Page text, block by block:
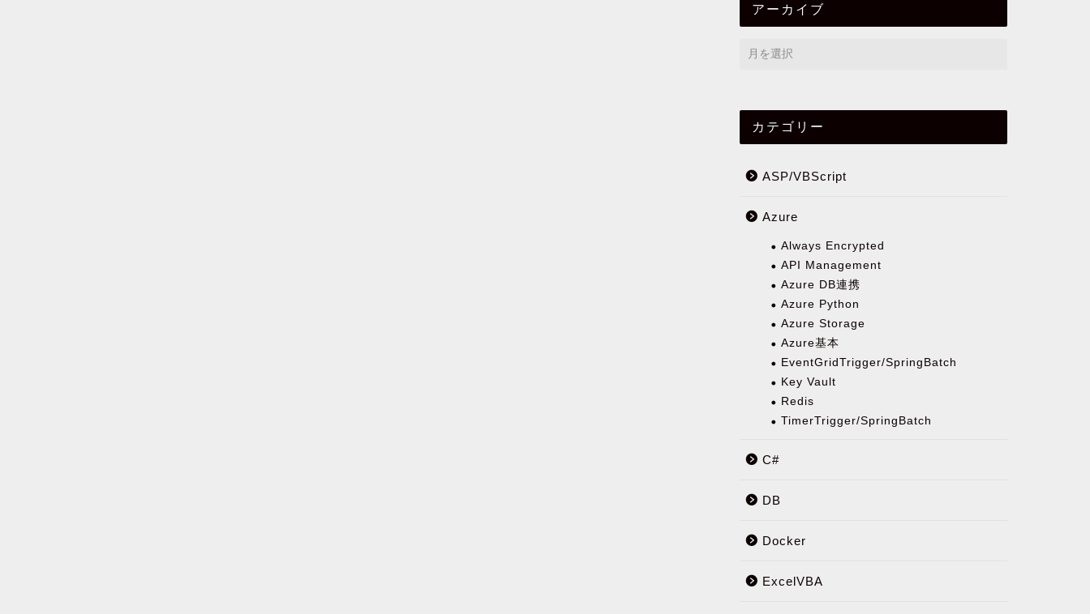
アーカイブ
カテゴリー
ASP/VBScript
Azure
Always Encrypted
API Management
Azure DB連携
Azure Python
Azure Storage
Azure基本
EventGridTrigger/SpringBatch
Key Vault
Redis
TimerTrigger/SpringBatch
C#
DB
Docker
ExcelVBA